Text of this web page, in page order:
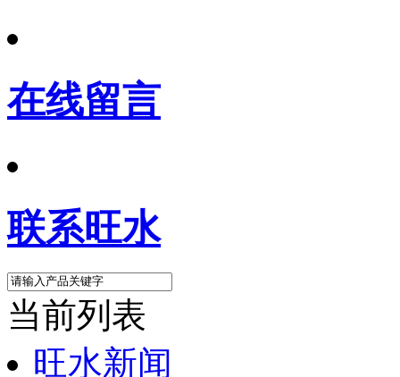
在线留言
联系旺水
当前列表
旺水新闻